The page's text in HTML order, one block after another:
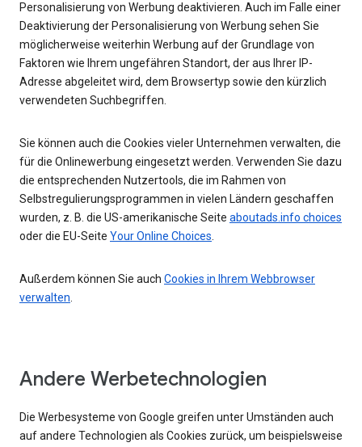
Personalisierung von Werbung deaktivieren. Auch im Falle einer
Deaktivierung der Personalisierung von Werbung sehen Sie
möglicherweise weiterhin Werbung auf der Grundlage von
Faktoren wie Ihrem ungefähren Standort, der aus Ihrer IP-
Adresse abgeleitet wird, dem Browsertyp sowie den kürzlich
verwendeten Suchbegriffen.
Sie können auch die Cookies vieler Unternehmen verwalten, die
für die Onlinewerbung eingesetzt werden. Verwenden Sie dazu
die entsprechenden Nutzertools, die im Rahmen von
Selbstregulierungsprogrammen in vielen Ländern geschaffen
wurden, z. B. die US-amerikanische Seite aboutads.info choices
oder die EU-Seite Your Online Choices.
Außerdem können Sie auch Cookies in Ihrem Webbrowser
verwalten.
Andere Werbetechnologien
Die Werbesysteme von Google greifen unter Umständen auch
auf andere Technologien als Cookies zurück, um beispielsweise